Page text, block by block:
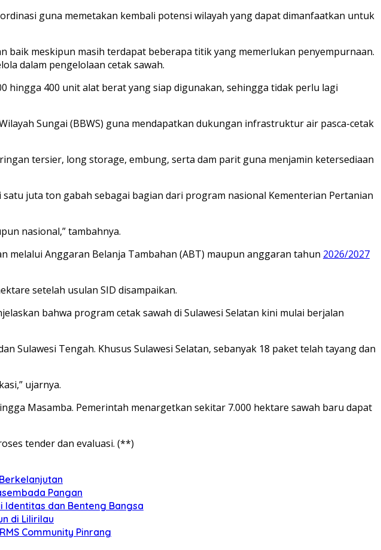
guna memetakan kembali potensi wilayah yang dapat dimanfaatkan untuk
baik meskipun masih terdapat beberapa titik yang memerlukan penyempurnaan.
dalam pengelolaan cetak sawah.
400 unit alat berat yang siap digunakan, sehingga tidak perlu lagi
Sungai (BBWS) guna mendapatkan dukungan infrastruktur air pasca-cetak
tersier, long storage, embung, serta dam parit guna menjamin ketersediaan
juta ton gabah sebagai bagian dari program nasional Kementerian Pertanian
nasional,” tambahnya.
melalui Anggaran Belanja Tambahan (ABT) maupun anggaran tahun 2026/2027
setelah usulan SID disampaikan.
bahwa program cetak sawah di Sulawesi Selatan kini mulai berjalan
Sulawesi Tengah. Khusus Sulawesi Selatan, sebanyak 18 paket telah tayang dan
ujarnya.
Masamba. Pemerintah menargetkan sekitar 7.000 hektare sawah baru dapat
tender dan evaluasi. (**)
Pangan
Identitas dan Benteng Bangsa
di Lilirilau
Community Pinrang